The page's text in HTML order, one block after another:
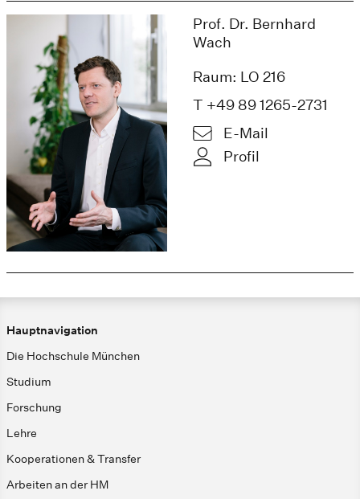
Prof. Dr. Bernhard
Wach
Raum: LO 216
T +49 89 1265-2731
E-Mail
Profil
Hauptnavigation
Die Hochschule München
Studium
Forschung
Lehre
Kooperationen & Transfer
Arbeiten an der HM